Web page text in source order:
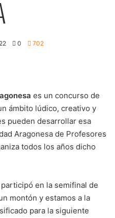
0 702
es un concurso de
ámbito lúdico, creativo y
pueden desarrollar esa
Aragonesa de Profesores
todos los años dicho
en la semifinal de
montón y estamos a la
para la siguiente